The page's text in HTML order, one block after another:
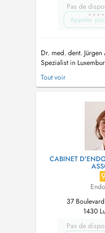
Pas de
Appeler
Dr. med. dent.
Spezialist in
Oktober 2021
Luxemburg und bringt
liegen auf der
und insbesondere auf
Tout voir
CABINET
37
1430
Pas de